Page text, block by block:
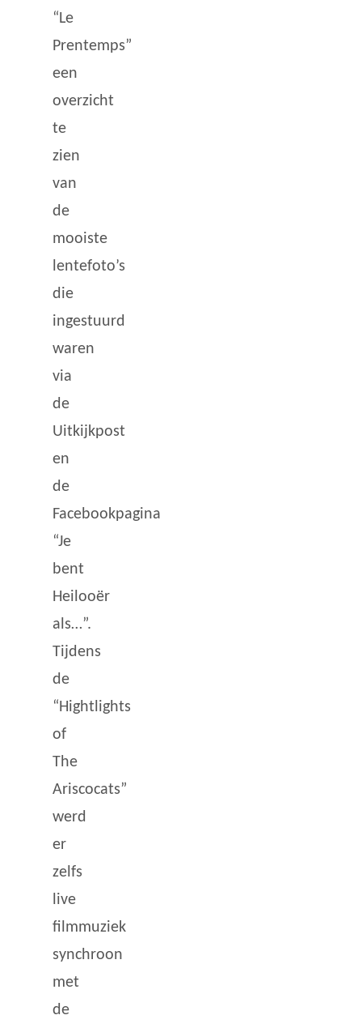
“Le
Prentemps”
een
overzicht
te
zien
van
de
mooiste
lentefoto’s
die
ingestuurd
waren
via
de
Uitkijkpost
en
de
Facebookpagina
“Je
bent
Heilooër
als…”.
Tijdens
de
“Hightlights
of
The
Ariscocats”
werd
er
zelfs
live
filmmuziek
synchroon
met
de